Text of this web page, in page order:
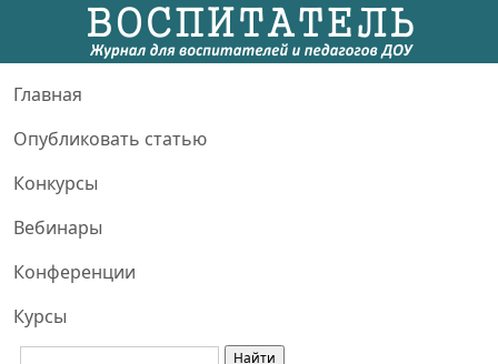
Главная
Опубликовать статью
Конкурсы
Вебинары
Конференции
Курсы